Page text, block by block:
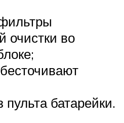
очистки во
батарейки.